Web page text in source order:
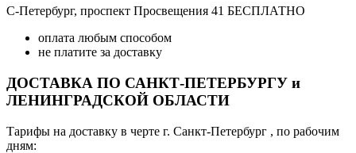
С-Петербург, проспект Просвещения 41 БЕСПЛАТНО
оплата любым способом
не платите за доставку
ДОСТАВКА ПО САНКТ-ПЕТЕРБУРГУ и
ЛЕНИНГРАДСКОЙ ОБЛАСТИ
Тарифы на доставку в черте г. Санкт-Петербург , по рабочим
дням: